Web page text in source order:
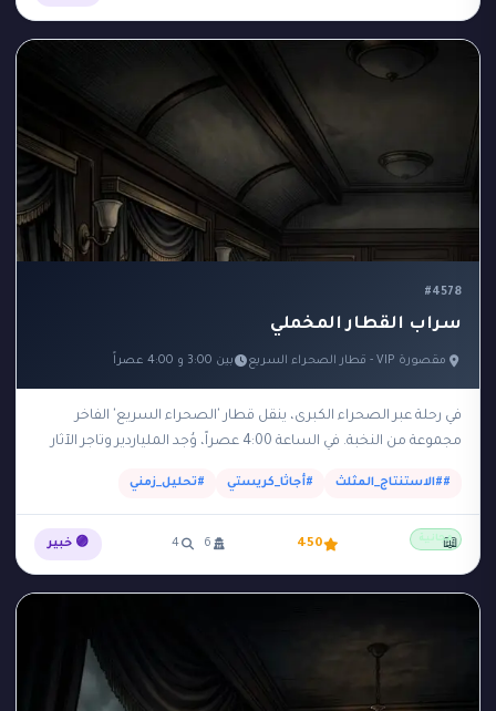
#4578
سراب القطار المخملي
مقصورة VIP - قطار الصحراء السريع بين 3:00 و 4:00 عصراً
في رحلة عبر الصحراء الكبرى، ينقل قطار 'الصحراء السريع' الفاخر
مجموعة من النخبة. في الساعة 4:00 عصراً، وُجد الملياردير وتاجر الآثار
##الاستنتاج_المثلث #أجاثا_كريستي #تحليل_زمني
مجانية 450
6
4 🟣 خبير 📖